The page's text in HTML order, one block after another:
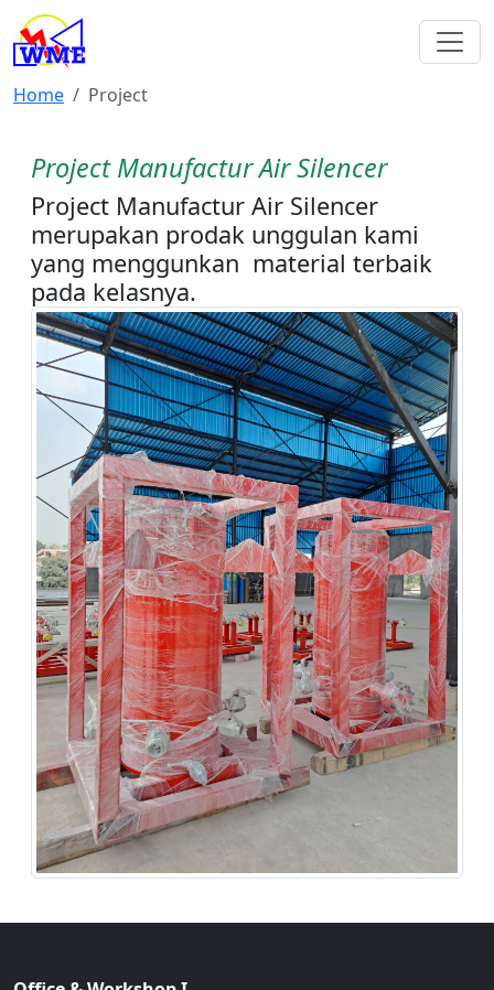
Home Project
Project Manufactur Air Silencer
Project Manufactur Air Silencer
merupakan prodak unggulan kami
yang menggunkan material terbaik
pada kelasnya.